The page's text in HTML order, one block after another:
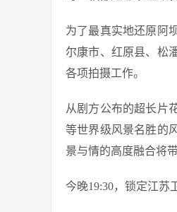
为了最真实地还原阿
尔康市、红原县、松
各项拍摄工作。
从剧方公布的超长片
等世界级风景名胜的
景与情的高度融合将
今晚19:30，锁定江苏